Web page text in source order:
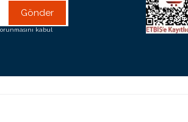
Gönder
kabul